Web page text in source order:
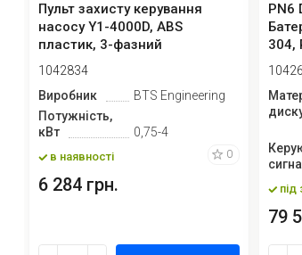
Пульт захисту керування
насосу Y1-4000D, ABS
пластик, 3-фазний
380В-415В, 0,7...
1042834
Виробник
BTS Engineering
Потужність,
кВт
0,75-4
в наявності 0
6 284 грн.
PN6
304,
Ex...
79